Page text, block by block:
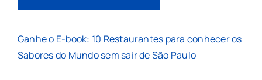
Ganhe o E-book: 10 Restaurantes para conhecer os
Sabores do Mundo sem sair de São Paulo